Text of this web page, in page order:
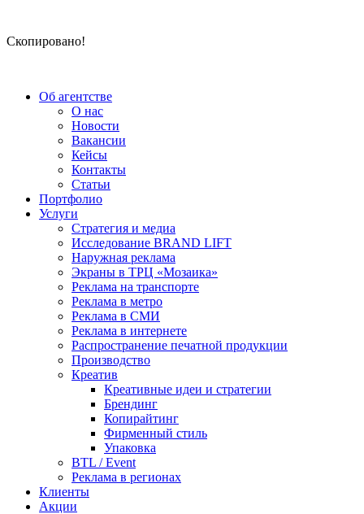
Скопировано!
Об агентстве
О нас
Новости
Вакансии
Кейсы
Контакты
Статьи
Портфолио
Услуги
Стратегия и медиа
Исследование BRAND LIFT
Наружная реклама
Экраны в ТРЦ «Мозаика»
Реклама на транспорте
Реклама в метро
Реклама в СМИ
Реклама в интернете
Распространение печатной продукции
Производство
Креатив
Креативные идеи и стратегии
Брендинг
Копирайтинг
Фирменный стиль
Упаковка
BTL / Event
Реклама в регионах
Клиенты
Акции